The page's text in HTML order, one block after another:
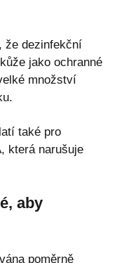
že dezinfekční
jako ochranné
množství
také pro
která narušuje
aby
poměrně